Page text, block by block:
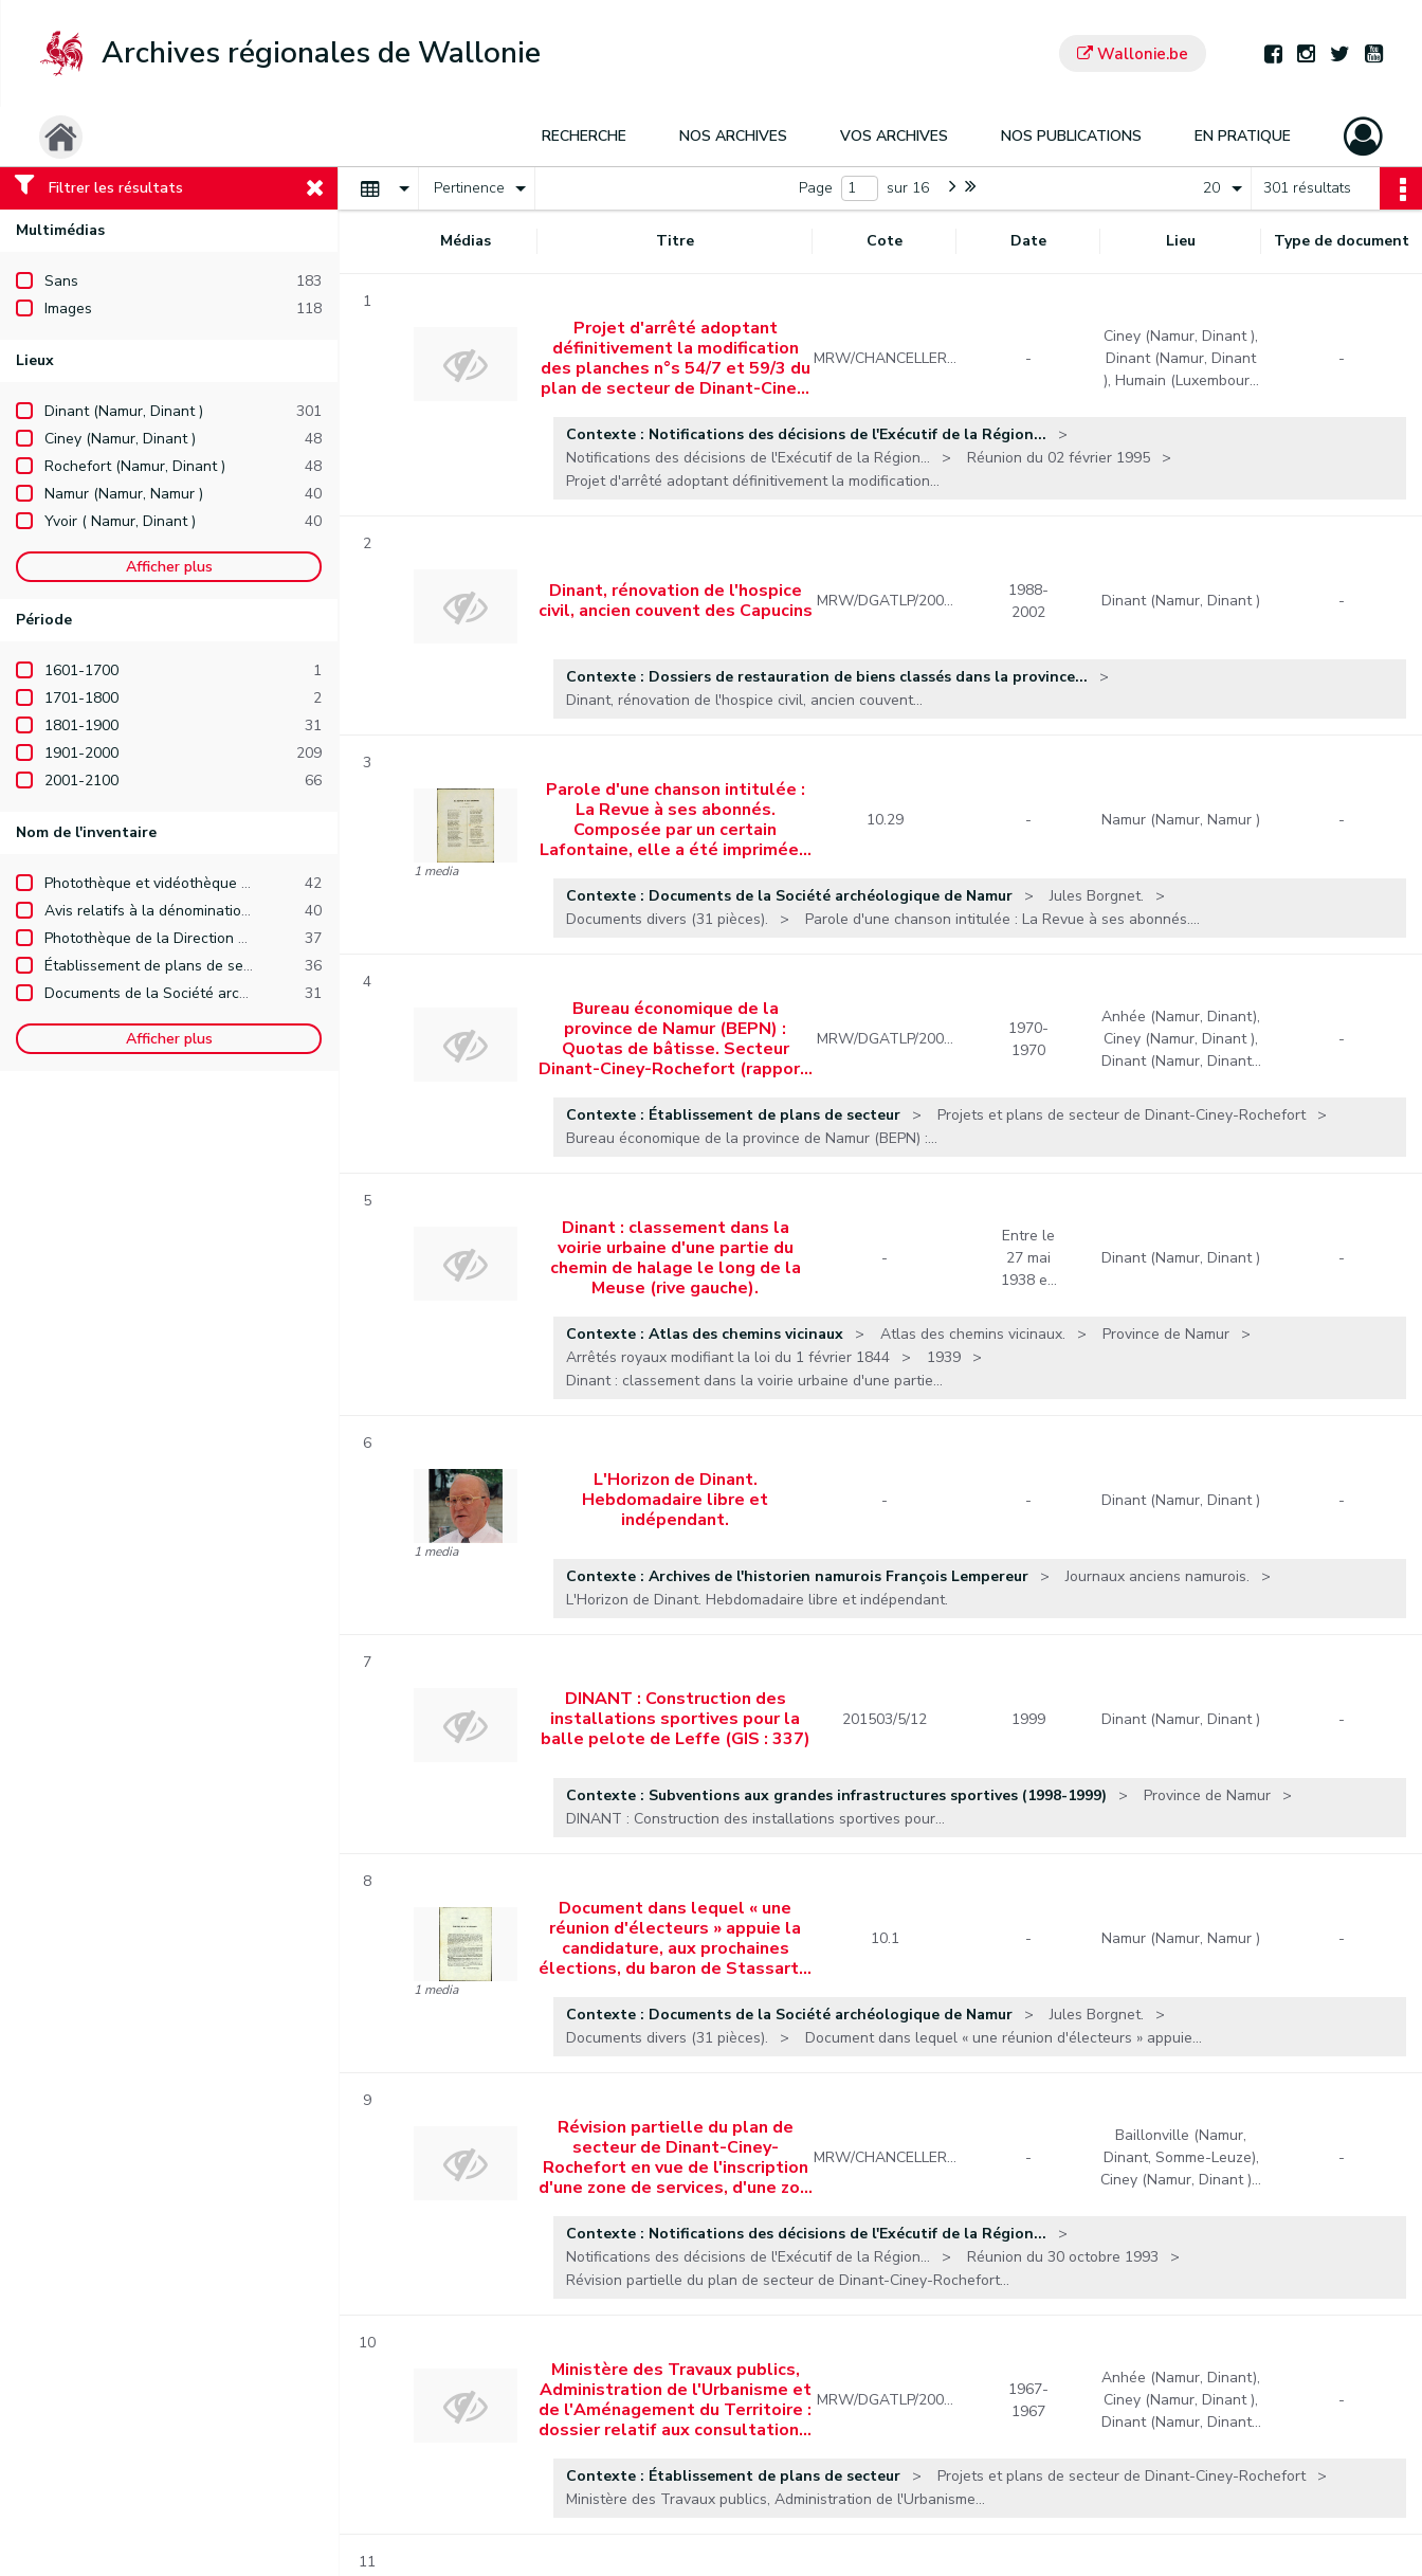
Archives régionales de Wallonie Wallonie.be
RECHERCHE NOS ARCHIVES VOS ARCHIVES NOS PUBLICATIONS EN PRATIQUE
Filtrer les résultats
Multimédias
Sans
183
Images
118
Lieux
Dinant (Namur, Dinant )
301
Ciney (Namur, Dinant )
48
Rochefort (Namur, Dinant )
48
Namur (Namur, Namur )
40
Yvoir ( Namur, Dinant )
40
Afficher plus
Période
1601-1700
1
1701-1800
2
1801-1900
31
1901-2000
209
2001-2100
66
Nom de l'inventaire
Photothèque et vidéothèque de la Direction de l'Identité, des Publications et de l'Edition.
42
Avis relatifs à la dénomination de voiries publiques (demandes arrivées après le 1er janvier 1977).
40
Photothèque de la Direction des Recherches hydrauliques
37
Établissement de plans de secteur
36
Documents de la Société archéologique de Namur
31
Afficher plus
Pertinence Page sur 16 301 résultats
20
Médias Titre Cote Date Lieu Type de document
1
Projet d'arrêté adoptant
définitivement la modification
des planches n°s 54/7 et 59/3 du
plan de secteur de Dinant-Cine…
MRW/CHANCELLER… -
Ciney (Namur, Dinant ),
Dinant (Namur, Dinant
), Humain (Luxembour…
-
Contexte : Notifications des décisions de l'Exécutif de la Région...
Notifications des décisions de l'Exécutif de la Région...
Réunion du 02 février 1995
Projet d'arrêté adoptant définitivement la modification...
2
Dinant, rénovation de l'hospice
civil, ancien couvent des Capucins MRW/DGATLP/200…
1988-
2002
Dinant (Namur, Dinant ) -
Contexte : Dossiers de restauration de biens classés dans la province...
Dinant, rénovation de l'hospice civil, ancien couvent...
3
1 media
Parole d'une chanson intitulée :
La Revue à ses abonnés.
Composée par un certain
Lafontaine, elle a été imprimée…
10.29 - Namur (Namur, Namur ) -
Contexte : Documents de la Société archéologique de Namur
Jules Borgnet.
Documents divers (31 pièces).
Parole d'une chanson intitulée : La Revue à ses abonnés....
4
Bureau économique de la
province de Namur (BEPN) :
Quotas de bâtisse. Secteur
Dinant-Ciney-Rochefort (rappor…
MRW/DGATLP/200…
1970-
1970
Anhée (Namur, Dinant),
Ciney (Namur, Dinant ),
Dinant (Namur, Dinant…
-
Contexte : Établissement de plans de secteur
Projets et plans de secteur de Dinant-Ciney-Rochefort
Bureau économique de la province de Namur (BEPN) :...
5
Dinant : classement dans la
voirie urbaine d'une partie du
chemin de halage le long de la
Meuse (rive gauche).
-
Entre le
27 mai
1938 e…
Dinant (Namur, Dinant ) -
Contexte : Atlas des chemins vicinaux Atlas des chemins vicinaux.
Province de Namur
Arrêtés royaux modifiant la loi du 1 février 1844
1939
Dinant : classement dans la voirie urbaine d'une partie...
6
1 media
L'Horizon de Dinant.
Hebdomadaire libre et
indépendant.
- - Dinant (Namur, Dinant ) -
Contexte : Archives de l'historien namurois François Lempereur
Journaux anciens namurois.
L'Horizon de Dinant. Hebdomadaire libre et indépendant.
7
DINANT : Construction des
installations sportives pour la
balle pelote de Leffe (GIS : 337)
201503/5/12 1999 Dinant (Namur, Dinant ) -
Contexte : Subventions aux grandes infrastructures sportives (1998-1999)
Province de Namur
DINANT : Construction des installations sportives pour...
8
1 media
Document dans lequel « une
réunion d'électeurs » appuie la
candidature, aux prochaines
élections, du baron de Stassart…
10.1 - Namur (Namur, Namur ) -
Contexte : Documents de la Société archéologique de Namur
Jules Borgnet.
Documents divers (31 pièces).
Document dans lequel « une réunion d'électeurs » appuie...
9
Révision partielle du plan de
secteur de Dinant-Ciney-
Rochefort en vue de l'inscription
d'une zone de services, d'une zo…
MRW/CHANCELLER… -
Baillonville (Namur,
Dinant, Somme-Leuze),
Ciney (Namur, Dinant )…
-
Contexte : Notifications des décisions de l'Exécutif de la Région...
Notifications des décisions de l'Exécutif de la Région...
Réunion du 30 octobre 1993
Révision partielle du plan de secteur de Dinant-Ciney-Rochefort...
10
Ministère des Travaux publics,
Administration de l'Urbanisme et
de l'Aménagement du Territoire :
dossier relatif aux consultation…
MRW/DGATLP/200…
1967-
1967
Anhée (Namur, Dinant),
Ciney (Namur, Dinant ),
Dinant (Namur, Dinant…
-
Contexte : Établissement de plans de secteur
Projets et plans de secteur de Dinant-Ciney-Rochefort
Ministère des Travaux publics, Administration de l'Urbanisme...
11